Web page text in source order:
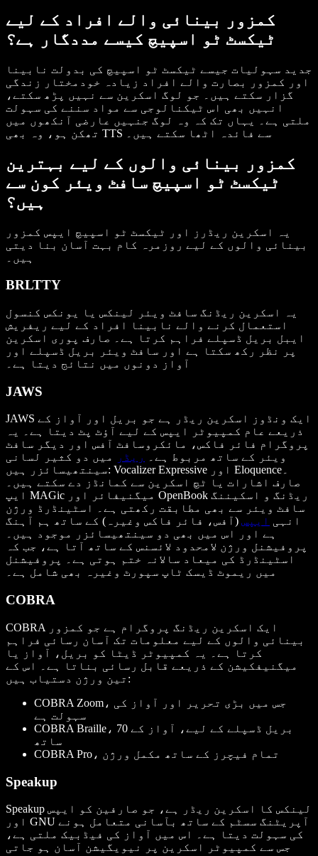
کمزور بینائی والے افراد کے لیے
ٹیکسٹ ٹو اسپیچ کیسے مددگار ہے؟
جدید سہولیات جیسے ٹیکسٹ ٹو اسپیچ کی بدولت نابینا
اور کمزور بصارت والے افراد زیادہ خودمختار زندگی
گزار سکتے ہیں۔ جو لوگ اسکرین سے نہیں پڑھ سکتے،
انہیں بھی اس ٹیکنالوجی سے مواد سننے کی سہولت
ملتی ہے۔ یہاں تک کہ وہ لوگ جنہیں عارضی آنکھوں میں
تھکن ہو، وہ بھی TTS سے فائدہ اٹھا سکتے ہیں۔
کمزور بینائی والوں کے لیے بہترین
ٹیکسٹ ٹو اسپیچ سافٹ ویئر کون سے
ہیں؟
یہ اسکرین ریڈرز اور ٹیکسٹ ٹو اسپیچ ایپس کمزور
بینائی والوں کے لیے روزمرہ کام بہت آسان بنا دیتی
ہیں۔
BRLTTY
یہ اسکرین ریڈنگ سافٹ ویئر لینکس یا یونکس کنسول
استعمال کرنے والے نابینا افراد کے لیے ریفریش
ایبل بریل ڈسپلے فراہم کرتا ہے۔ صارف پوری اسکرین
پر نظر رکھ سکتا ہے اور سافٹ ویئر بریل ڈسپلے اور
آواز دونوں میں نتائج دیتا ہے۔
JAWS
JAWS ایک ونڈوز اسکرین ریڈر ہے جو بریل اور آواز کے
ذریعے عام کمپیوٹر ایپس کے لیے آؤٹ پٹ دیتا ہے۔ یہ
پروگرام فائر فاکس، مائکروسافٹ آفس اور دیگر سافٹ
ویئر کے ساتھ مربوط ہے۔ ریڈر
میں دو کثیر لسانی
سینتھیسائزر ہیں: Vocalizer Expressive اور Eloquence۔
صارف اشارات یا ٹچ اسکرین سے کمانڈز دے سکتے ہیں۔
ایپ MAGic میگنیفائر اور OpenBook ریڈنگ و اسکیننگ
سافٹ ویئر سے بھی مطابقت رکھتی ہے۔ اسٹینڈرڈ ورژن
انہی ایپس (آفس، فائر فاکس وغیرہ) کے ساتھ ہم آہنگ
ہے اور اس میں بھی دو سینتھیسائزر موجود ہیں۔
پروفیشنل ورژن لامحدود لائسنس کے ساتھ آتا ہے، جب کہ
اسٹینڈرڈ کی میعاد سالانہ ختم ہوتی ہے۔ پروفیشنل
میں ریموٹ ڈیسک ٹاپ سپورٹ وغیرہ بھی شامل ہے۔
COBRA
COBRA ایک اسکرین ریڈنگ پروگرام ہے جو کمزور
بینائی والوں کے لیے معلومات تک آسان رسائی فراہم
کرتا ہے۔ یہ کمپیوٹر ڈیٹا کو بریل، آواز یا
میگنیفکیشن کے ذریعے قابل رسائی بناتا ہے۔ اس کے
تین ورژن دستیاب ہیں:
COBRA Zoom، جس میں بڑی تحریر اور آواز کی
سہولت ہے
COBRA Braille، 70 بریل ڈسپلے کے لیے، آواز کے
ساتھ
COBRA Pro، تمام فیچرز کے ساتھ مکمل ورژن
Speakup
Speakup لینکس کا اسکرین ریڈر ہے، جو صارفین کو ایپس
اور GNU آپریٹنگ سسٹم کے ساتھ بآسانی متعامل ہونے
کی سہولت دیتا ہے۔ اس میں آواز کی فیڈبیک ملتی ہے،
جس سے کمپیوٹر اسکرین پر نیویگیشن آسان ہو جاتی